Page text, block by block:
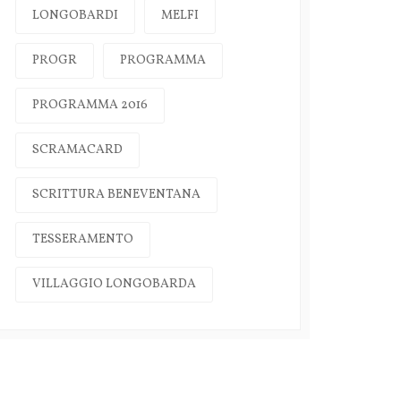
LONGOBARDI MELFI
PROGR PROGRAMMA
PROGRAMMA 2016
SCRAMACARD
SCRITTURA BENEVENTANA
TESSERAMENTO
VILLAGGIO LONGOBARDA